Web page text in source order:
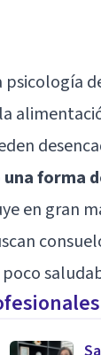
forma
en gran